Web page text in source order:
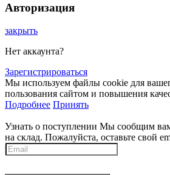
Авторизация
закрыть
Нет аккаунта?
Зарегистрироваться
Мы используем файлы cookie для
пользования сайтом и повышения
Подробнее Принять
Узнать о поступлении Мы сообщим
на склад. Пожалуйста, оставьте свой